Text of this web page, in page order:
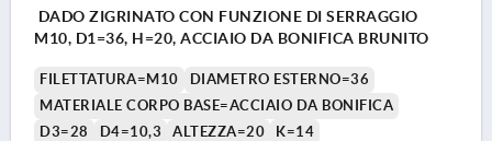
DADO ZIGRINATO CON FUNZIONE DI SERRAGGIO
M10, D1=36, H=20, ACCIAIO DA BONIFICA BRUNITO
FILETTATURA=M10
DIAMETRO ESTERNO=36
MATERIALE CORPO BASE=ACCIAIO DA BONIFICA
D3=28
D4=10,3 ALTEZZA=20 K=14